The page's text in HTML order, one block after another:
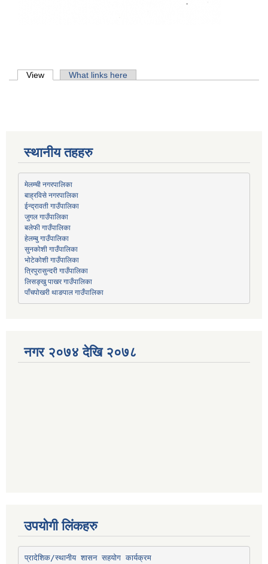
Primary tabs
View (active tab)What links here
स्थानीय तहहरु
मेलम्ची नगरपालिका
बाह्रविसे नगरपालिका
ईन्द्रावती गाउँपालिका
जुगल गाउँपालिका
बलेफी गाउँपालिका
हेलम्बु गाउँपालिका
सुनकोशी गाउँपालिका
भोटेकोशी गाउँपालिका
त्रिपुरासुन्दरी गाउँपालिका
लिसङ्खु पाखर गाउँपालिका
पाँचपोखरी थाङपाल गाउँपालिका
नगर २०७४ देखि २०७८
उपयोगी लिंकहरु
प्रादेशिक/स्थानीय शासन सहयोग कार्यक्रम